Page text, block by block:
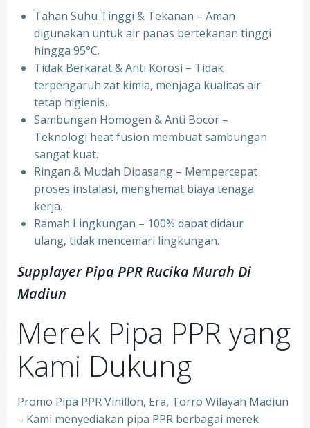
Tahan Suhu Tinggi & Tekanan – Aman
digunakan untuk air panas bertekanan tinggi
hingga 95°C.
⁠Tidak Berkarat & Anti Korosi – Tidak
terpengaruh zat kimia, menjaga kualitas air
tetap higienis.
⁠Sambungan Homogen & Anti Bocor –
Teknologi heat fusion membuat sambungan
sangat kuat.
⁠Ringan & Mudah Dipasang – Mempercepat
proses instalasi, menghemat biaya tenaga
kerja.
⁠Ramah Lingkungan – 100% dapat didaur
ulang, tidak mencemari lingkungan.
Supplayer Pipa PPR Rucika Murah Di
Madiun
Merek Pipa PPR yang
Kami Dukung
Promo Pipa PPR Vinillon, Era, Torro Wilayah Madiun
– Kami menyediakan pipa PPR berbagai merek